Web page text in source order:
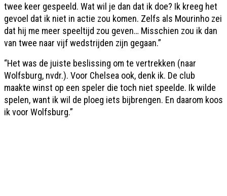
twee keer gespeeld. Wat wil je dan dat ik doe? Ik kreeg het
gevoel dat ik niet in actie zou komen. Zelfs als Mourinho zei
dat hij me meer speeltijd zou geven… Misschien zou ik dan
van twee naar vijf wedstrijden zijn gegaan.”
“Het was de juiste beslissing om te vertrekken (naar
Wolfsburg, nvdr.). Voor Chelsea ook, denk ik. De club
maakte winst op een speler die toch niet speelde. Ik wilde
spelen, want ik wil de ploeg iets bijbrengen. En daarom koos
ik voor Wolfsburg.”